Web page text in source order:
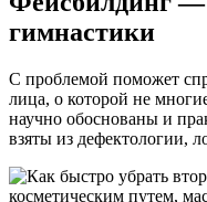
гимнастики
С проблемой поможет
лица, о которой не
научно обоснованы и
взяты из дефектологии,